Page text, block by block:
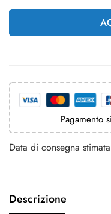
Pagamento
Data di consegna